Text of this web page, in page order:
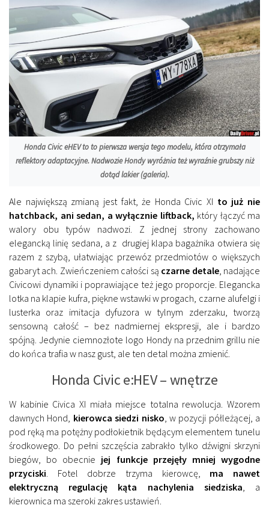
Honda Civic eHEV to to pierwsza wersja tego modelu, która otrzymała
reflektory adaptacyjne. Nadwozie Hondy wyróżnia też wyraźnie grubszy niż
dotąd lakier (galeria).
Ale największą zmianą jest fakt, że Honda Civic XI to już nie
hatchback, ani sedan, a wyłącznie liftback, który łączyć ma
walory obu typów nadwozi. Z jednej strony zachowano
elegancką linię sedana, a z drugiej klapa bagażnika otwiera się
razem z szybą, ułatwiając przewóz przedmiotów o większych
gabaryt ach. Zwieńczeniem całości są czarne detale, nadające
Civicowi dynamiki i poprawiające też jego proporcje. Elegancka
lotka na klapie kufra, piękne wstawki w progach, czarne alufelgi i
lusterka oraz imitacja dyfuzora w tylnym zderzaku, tworzą
sensowną całość – bez nadmiernej ekspresji, ale i bardzo
spójną. Jedynie ciemnozłote logo Hondy na przednim grillu nie
do końca trafia w nasz gust, ale ten detal można zmienić.
Honda Civic e:HEV – wnętrze
W kabinie Civica XI miała miejsce totalna rewolucja. Wzorem
dawnych Hond, kierowca siedzi nisko , w pozycji półleżącej, a
pod ręką ma potężny podłokietnik będącym elementem tunelu
środkowego. Do pełni szczęścia zabrakło tylko dźwigni skrzyni
biegów, bo obecnie jej funkcje przejęły mniej wygodne
przyciski . Fotel dobrze trzyma kierowcę, ma nawet
elektryczną regulację kąta nachylenia siedziska , a
kierownica ma szeroki zakres ustawień.